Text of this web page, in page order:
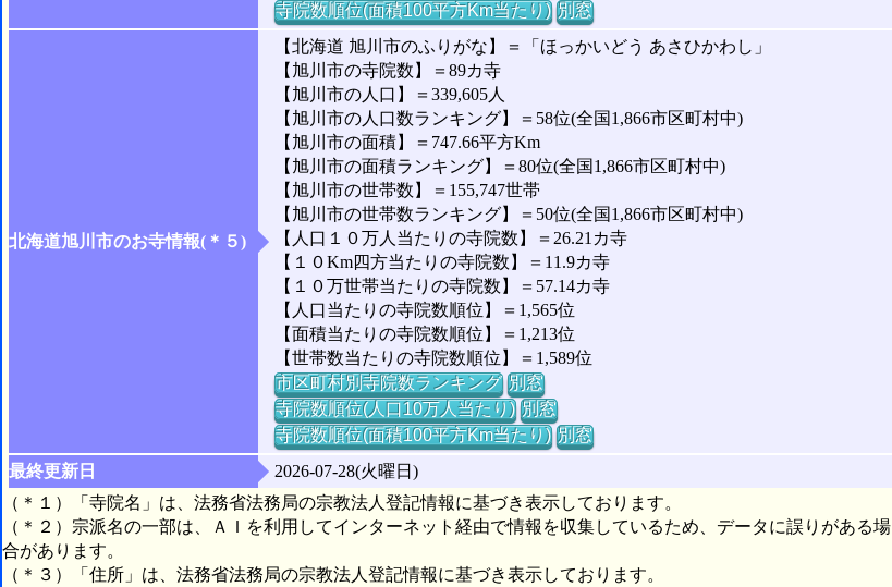
寺院数順位(面積100平方Km当たり) 別窓
北海道旭川市のお寺情報(＊５)
【北海道 旭川市のふりがな】＝「ほっかいどう あさひかわし」
【旭川市の寺院数】＝89カ寺
【旭川市の人口】＝339,605人
【旭川市の人口数ランキング】＝58位(全国1,866市区町村中)
【旭川市の面積】＝747.66平方Km
【旭川市の面積ランキング】＝80位(全国1,866市区町村中)
【旭川市の世帯数】＝155,747世帯
【旭川市の世帯数ランキング】＝50位(全国1,866市区町村中)
【人口１０万人当たりの寺院数】＝26.21カ寺
【１０Km四方当たりの寺院数】＝11.9カ寺
【１０万世帯当たりの寺院数】＝57.14カ寺
【人口当たりの寺院数順位】＝1,565位
【面積当たりの寺院数順位】＝1,213位
【世帯数当たりの寺院数順位】＝1,589位
市区町村別寺院数ランキング 別窓
寺院数順位(人口10万人当たり) 別窓
寺院数順位(面積100平方Km当たり) 別窓
最終更新日
2026-07-28(火曜日)
（＊１）「寺院名」は、法務省法務局の宗教法人登記情報に基づき表示しております。
（＊２）宗派名の一部は、ＡＩを利用してインターネット経由で情報を収集しているため、データに誤りがある場
合があります。
（＊３）「住所」は、法務省法務局の宗教法人登記情報に基づき表示しております。